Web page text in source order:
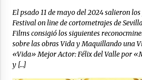
El psado 11 de mayo del 2024 salieron
Festival on line de cortometrajes de
Films consigió los siguientes
sobre las obras Vida y Maquillando una
«Vida» Mejor Actor: Félix del Valle por
y […]